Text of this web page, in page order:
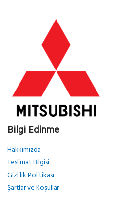
Bilgi Edinme
Hakkımızda
Teslimat Bilgisi
Gizlilik Politikası
Şartlar ve Koşullar